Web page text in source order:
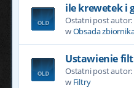
ile krewetek i
Ostatni post autor:
wObsada
Ustawienie
Ostatni post autor:
w Filtry